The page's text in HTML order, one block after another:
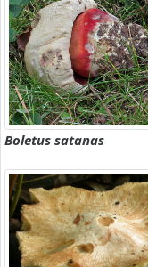
Boletus satanas